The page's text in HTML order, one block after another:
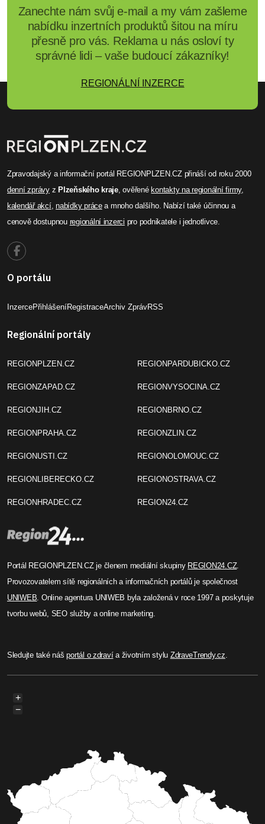
Zanechte nám svůj e-mail a my vám zašleme
nabídku inzertních produktů šitou na míru
přesně pro vás. Reklama u nás osloví ty
správné lidi – vaše budoucí zákazníky!
REGIONÁLNÍ INZERCE
Zpravodajský a informační portál REGIONPLZEN.CZ přináší od roku 2000
denní zprávyz Plzeňského kraje, ověřené kontakty na regionální firmy,
kalendář akcí,nabídky prácea mnoho dalšího. Nabízí také účinnou a
cenově dostupnou regionální inzerci pro podnikatele i jednotlivce.
O portálu
InzercePřihlášeníRegistraceArchiv ZprávRSS
Regionální portály
REGIONPLZEN.CZ
REGIONZAPAD.CZ
REGIONJIH.CZ
REGIONPRAHA.CZ
REGIONUSTI.CZ
REGIONLIBERECKO.CZ
REGIONHRADEC.CZ
REGIONPARDUBICKO.CZ
REGIONVYSOCINA.CZ
REGIONBRNO.CZ
REGIONZLIN.CZ
REGIONOLOMOUC.CZ
REGIONOSTRAVA.CZ
REGION24.CZ
Portál REGIONPLZEN.CZ je členem mediální skupiny REGION24.CZ.
Provozovatelem sítě regionálních a informačních portálů je společnost
UNIWEB . Online agentura UNIWEB byla založená v roce 1997 a poskytuje
tvorbu webů, SEO služby a online marketing.
Sledujte také nášportál o zdravía životním stylu ZdraveTrendy.cz
+
−